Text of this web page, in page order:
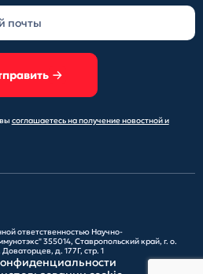
соглашаетесь на получениеновостной и
ответственностью Научно-
355014, Ставропольский край, г. о.
д. 177Г, стр. 1